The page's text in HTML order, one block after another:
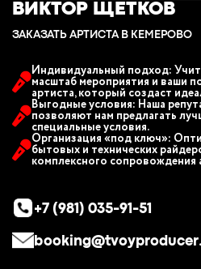
ВИКТОР ЩЕТКОВ
ЗАКАЗАТЬ АРТИСТА В КЕМЕРОВО
Индивидуальный подход:
масштаб мероприятия и ваши
артиста, который создаст
Выгодные условия: Наша
позволяют нам предлагать
специальные условия.
Организация «под ключ»:
бытовых и технических
комплексного сопровождения
+7 (981) 035-91-51